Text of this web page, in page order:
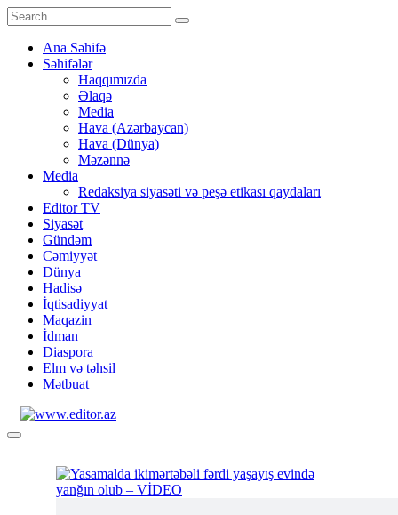
Ana Səhifə
Səhifələr
Haqqımızda
Əlaqə
Media
Hava (Azərbaycan)
Hava (Dünya)
Məzənnə
Media
Redaksiya siyasəti və peşə etikası qaydaları
Editor TV
Siyasət
Gündəm
Cəmiyyət
Dünya
Hadisə
İqtisadiyyat
Maqazin
İdman
Diaspora
Elm və təhsil
Mətbuat